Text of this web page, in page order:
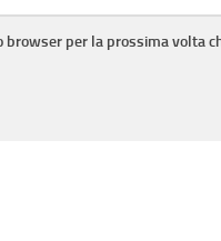
per la prossima volta